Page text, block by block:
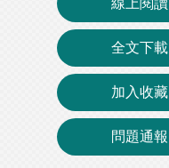
線上閱讀
全文下載
加入收藏
問題通報